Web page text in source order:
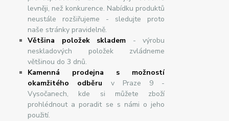
levněji, než konkurence. Nabídku produktů
neustále rozšiřujeme - sledujte proto
naše stránky pravidelně.
Většina položek skladem - výrobu
neskladových položek zvládneme
většinou do 3 dnů.
Kamenná prodejna s možností
okamžitého odběru v Praze 9 -
Vysočanech, kde si můžete zboží
prohlédnout a poradit se s námi o jeho
použití.